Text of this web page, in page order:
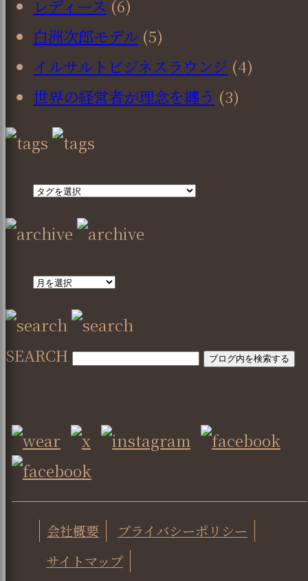
レディース (6)
白洲次郎モデル (5)
イルサルトビジネスラウンジ (4)
世界の経営者が理念を纏う (3)
SEARCH
会社概要
プライバシーポリシー
サイトマップ